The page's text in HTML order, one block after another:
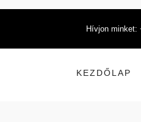
Hívjon minket:
KEZDŐLAP